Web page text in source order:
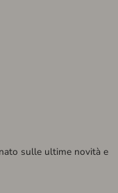
sulle ultime novità e